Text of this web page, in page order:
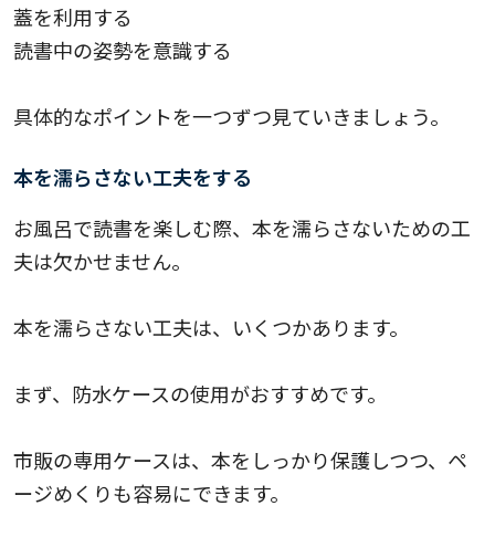
蓋を利用する
読書中の姿勢を意識する
具体的なポイントを一つずつ見ていきましょう。
本を濡らさない工夫をする
お風呂で読書を楽しむ際、本を濡らさないための工
夫は欠かせません。
本を濡らさない工夫は、いくつかあります。
まず、防水ケースの使用がおすすめです。
市販の専用ケースは、本をしっかり保護しつつ、ペ
ージめくりも容易にできます。